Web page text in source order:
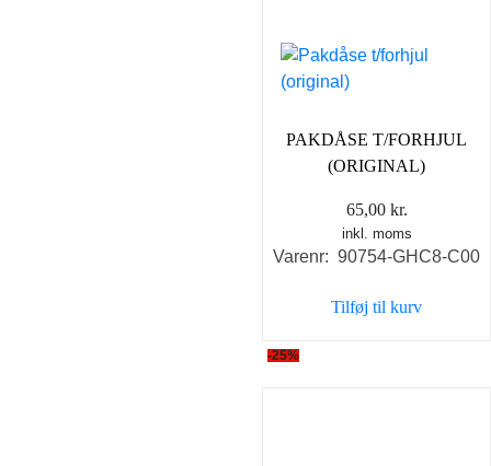
PAKDÅSE T/FORHJUL
(ORIGINAL)
65,00 kr.
inkl. moms
Varenr: 90754-GHC8-C00
Tilføj til kurv
-25%